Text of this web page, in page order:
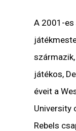
A 2001-es
játékos,
éveit a
University
Rebels